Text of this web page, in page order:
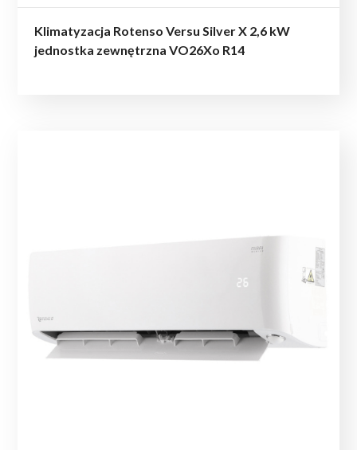
Klimatyzacja Rotenso Versu Silver X 2,6 kW
jednostka zewnętrzna VO26Xo R14